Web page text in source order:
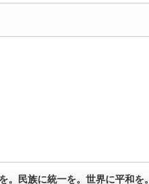
。民族に統一を。世界に平和を。